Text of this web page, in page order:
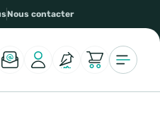
Nous contacter